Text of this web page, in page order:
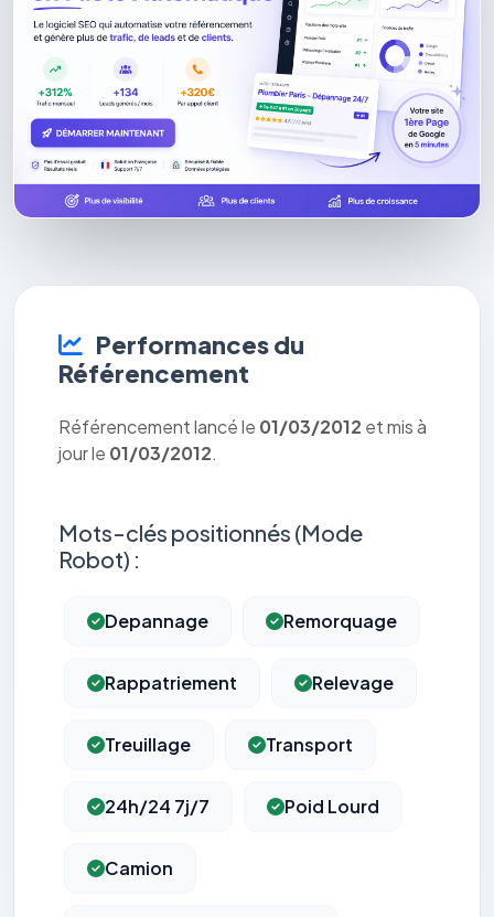
Performances du
Référencement
Référencement lancé le 01/03/2012 et mis à
jour le 01/03/2012.
Mots-clés positionnés (Mode
Robot) :
Depannage Remorquage
Rappatriement Relevage
Treuillage Transport
24h/24 7j/7 Poid Lourd
Camion